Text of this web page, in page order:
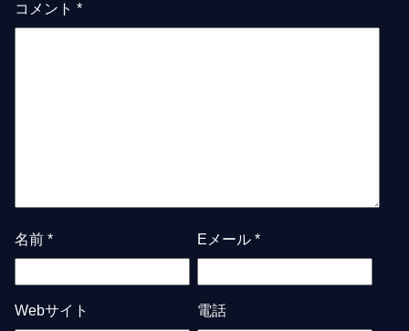
コメント *
名前 * Eメール *
Webサイト 電話